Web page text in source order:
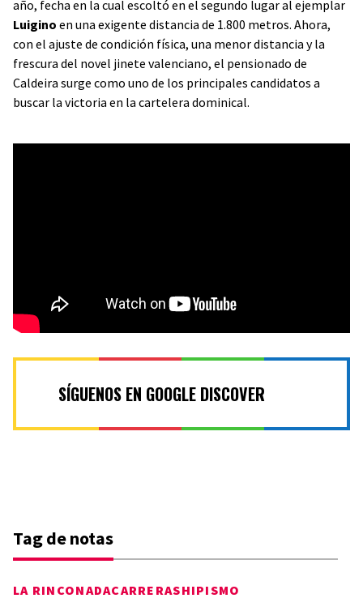
año, fecha en la cual escoltó en el segundo lugar al ejemplar
Luigino en una exigente distancia de 1.800 metros. Ahora,
con el ajuste de condición física, una menor distancia y la
frescura del novel jinete valenciano, el pensionado de
Caldeira surge como uno de los principales candidatos a
buscar la victoria en la cartelera dominical.
SÍGUENOS EN GOOGLE DISCOVER
Tag de notas
LA RINCONADACARRERASHIPISMO